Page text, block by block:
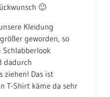
🙂
Kleidung
geworden, so
dadurch
ziehen! Das ist
T-Shirt käme da sehr